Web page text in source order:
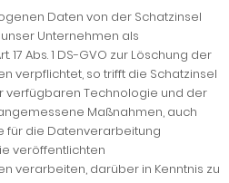
Daten von der Schatzinsel
Unternehmen als
Abs. 1 DS-GVO zur Löschung der
verpflichtet, so trifft die Schatzinsel
verfügbaren Technologie und der
Maßnahmen, auch
für die Datenverarbeitung
veröffentlichten
verarbeiten, darüber in Kenntnis zu